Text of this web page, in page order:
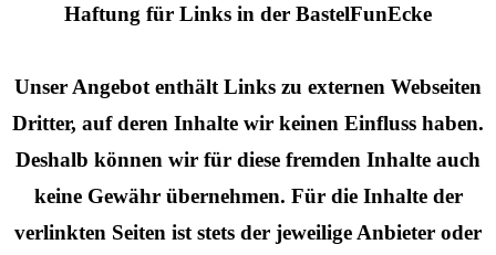
Haftung für Links in der BastelFunEcke
Unser Angebot enthält Links zu externen Webseiten
Dritter, auf deren Inhalte wir keinen Einfluss haben.
Deshalb können wir für diese fremden Inhalte auch
keine Gewähr übernehmen. Für die Inhalte der
verlinkten Seiten ist stets der jeweilige Anbieter oder